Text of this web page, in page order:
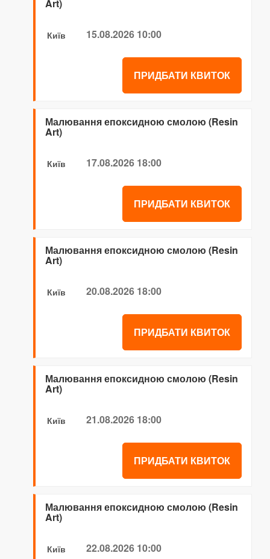
Art)
Київ 15.08.2026 10:00
ПРИДБАТИ КВИТОК
Малювання епоксидною смолою (Resin
Art)
Київ 17.08.2026 18:00
ПРИДБАТИ КВИТОК
Малювання епоксидною смолою (Resin
Art)
Київ 20.08.2026 18:00
ПРИДБАТИ КВИТОК
Малювання епоксидною смолою (Resin
Art)
Київ 21.08.2026 18:00
ПРИДБАТИ КВИТОК
Малювання епоксидною смолою (Resin
Art)
Київ 22.08.2026 10:00